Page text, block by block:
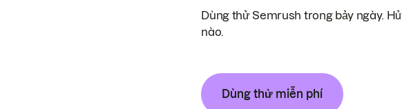
Dùng thử Semrush trong bảy ngày.
nào.
Dùng thử miễn phí